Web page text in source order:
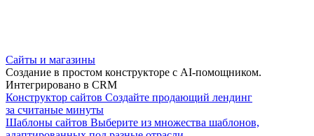
Сайты и магазины
Создание в простом конструкторе с AI-помощником.
Интегрировано в CRM
Конструктор сайтов Создайте продающий лендинг
за считаные минуты
Шаблоны сайтов Выберите из множества шаблонов,